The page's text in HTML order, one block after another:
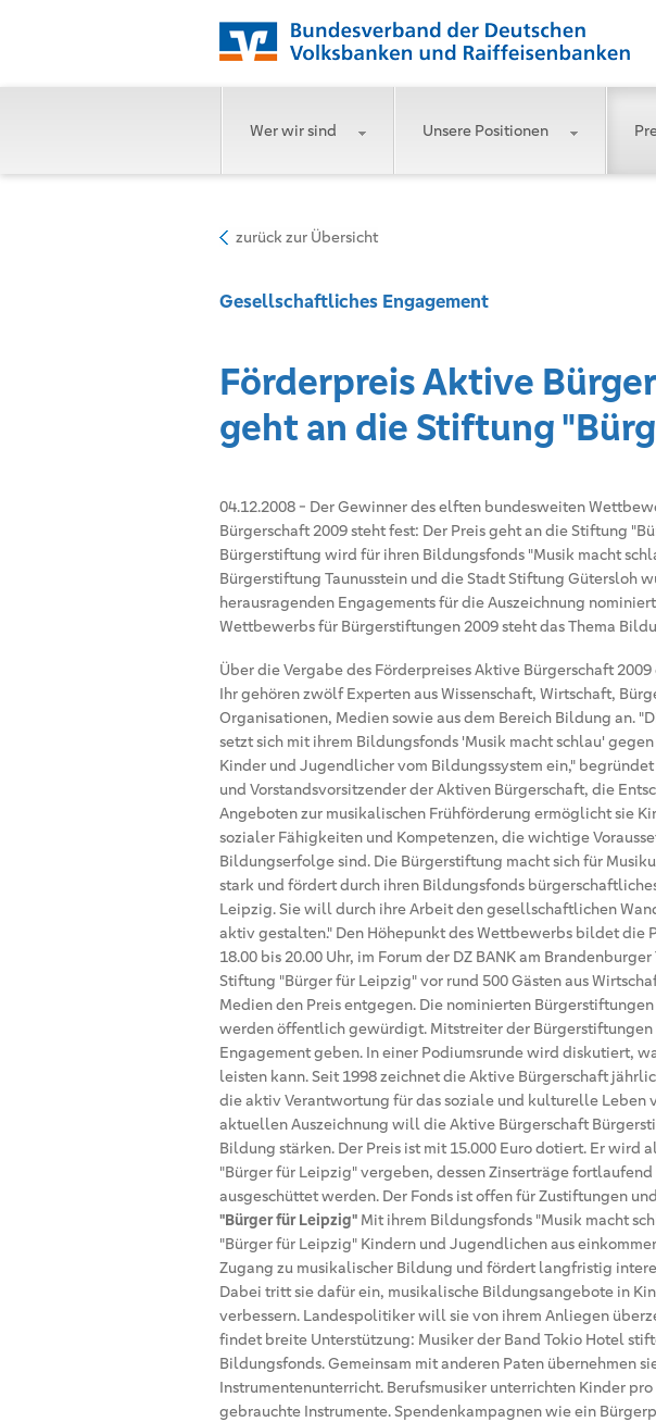
Wer wir sind Unsere Positionen
zurück zur Übersicht
Gesellschaftliches Engagement
Förderpreis Aktive
geht an die Stiftung
04.12.2008 - Der Gewinner des elften bundesweiten
Bürgerschaft 2009 steht fest: Der Preis geht an die Stiftung
Bürgerstiftung wird für ihren Bildungsfonds "Musik macht
Bürgerstiftung Taunusstein und die Stadt Stiftung Gütersloh
herausragenden Engagements für die Auszeichnung
Wettbewerbs für Bürgerstiftungen 2009 steht das Thema
Über die Vergabe des Förderpreises Aktive Bürgerschaft
Ihr gehören zwölf Experten aus Wissenschaft, Wirtschaft,
Organisationen, Medien sowie aus dem Bereich Bildung an.
setzt sich mit ihrem Bildungsfonds 'Musik macht schlau'
Kinder und Jugendlicher vom Bildungssystem ein,"
und Vorstandsvorsitzender der Aktiven Bürgerschaft, die
Angeboten zur musikalischen Frühförderung ermöglicht sie
sozialer Fähigkeiten und Kompetenzen, die wichtige
Bildungserfolge sind. Die Bürgerstiftung macht sich für
stark und fördert durch ihren Bildungsfonds
Leipzig. Sie will durch ihre Arbeit den gesellschaftlichen
aktiv gestalten." Den Höhepunkt des Wettbewerbs bildet die
18.00 bis 20.00 Uhr, im Forum der DZ BANK am
Stiftung "Bürger für Leipzig" vor rund 500 Gästen aus
Medien den Preis entgegen. Die nominierten
werden öffentlich gewürdigt. Mitstreiter der
Engagement geben. In einer Podiumsrunde wird diskutiert,
leisten kann. Seit 1998 zeichnet die Aktive Bürgerschaft
die aktiv Verantwortung für das soziale und kulturelle Leben
aktuellen Auszeichnung will die Aktive Bürgerschaft
Bildung stärken. Der Preis ist mit 15.000 Euro dotiert. Er wird
"Bürger für Leipzig" vergeben, dessen Zinserträge
ausgeschüttet werden. Der Fonds ist offen für Zustiftungen
"Bürger für Leipzig" Mit ihrem Bildungsfonds "Musik macht
"Bürger für Leipzig" Kindern und Jugendlichen aus
Zugang zu musikalischer Bildung und fördert langfristig
Dabei tritt sie dafür ein, musikalische Bildungsangebote in
verbessern. Landespolitiker will sie von ihrem Anliegen
findet breite Unterstützung: Musiker der Band Tokio Hotel
Bildungsfonds. Gemeinsam mit anderen Paten übernehmen
Instrumentenunterricht. Berufsmusiker unterrichten Kinder
gebrauchte Instrumente. Spendenkampagnen wie ein